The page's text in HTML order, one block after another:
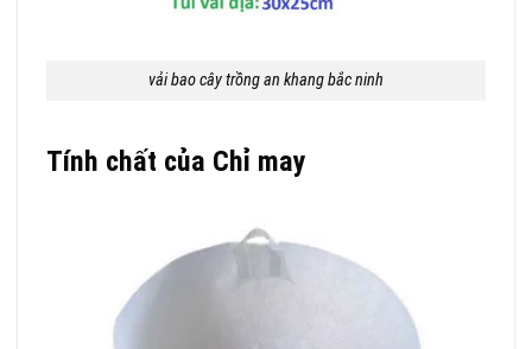
vải bao cây trồng an khang bắc ninh
Tính chất của Chỉ may